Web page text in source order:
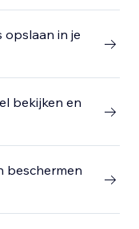
opslaan in je
bekijken en
beschermen